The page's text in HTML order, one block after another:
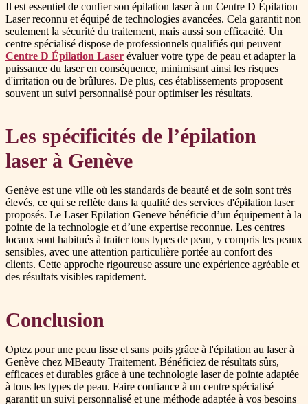
Il est essentiel de confier son épilation laser à un Centre D Épilation
Laser reconnu et équipé de technologies avancées. Cela garantit non
seulement la sécurité du traitement, mais aussi son efficacité. Un
centre spécialisé dispose de professionnels qualifiés qui peuvent
Centre D Épilation Laser évaluer votre type de peau et adapter la
puissance du laser en conséquence, minimisant ainsi les risques
d'irritation ou de brûlures. De plus, ces établissements proposent
souvent un suivi personnalisé pour optimiser les résultats.
Les spécificités de l’épilation
laser à Genève
Genève est une ville où les standards de beauté et de soin sont très
élevés, ce qui se reflète dans la qualité des services d'épilation laser
proposés. Le Laser Epilation Geneve bénéficie d’un équipement à la
pointe de la technologie et d’une expertise reconnue. Les centres
locaux sont habitués à traiter tous types de peau, y compris les peaux
sensibles, avec une attention particulière portée au confort des
clients. Cette approche rigoureuse assure une expérience agréable et
des résultats visibles rapidement.
Conclusion
Optez pour une peau lisse et sans poils grâce à l'épilation au laser à
Genève chez MBeauty Traitement. Bénéficiez de résultats sûrs,
efficaces et durables grâce à une technologie laser de pointe adaptée
à tous les types de peau. Faire confiance à un centre spécialisé
garantit un suivi personnalisé et une méthode adaptée à vos besoins